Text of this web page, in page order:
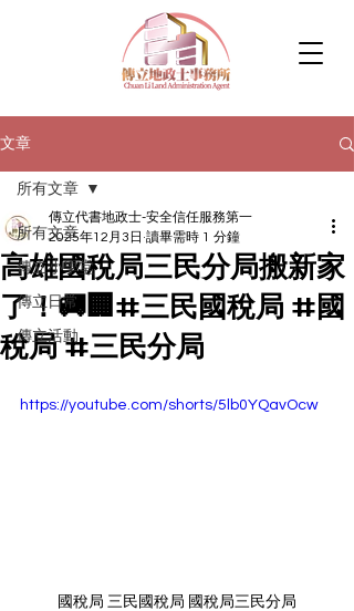
文章
所有文章
傳立小學堂
傳立日常
傳立活動
所有文章
高雄國稅局三民分局搬新家
了！🚚🏢#三民國稅局 #國
稅局 #三民分局
傳立代書地政士-安全信任服務第一
2025年12月3日 讀畢需時 1 分鐘
https://youtube.com/shorts/5lb0YQavOcw
國稅局 三民國稅局 國稅局三民分局